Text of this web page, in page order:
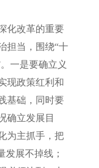
化改革的重要
担当，围绕“十
一是要确立义
现政策红利和
基础，同时要
确立发展目
为主抓手，把
展不掉线；